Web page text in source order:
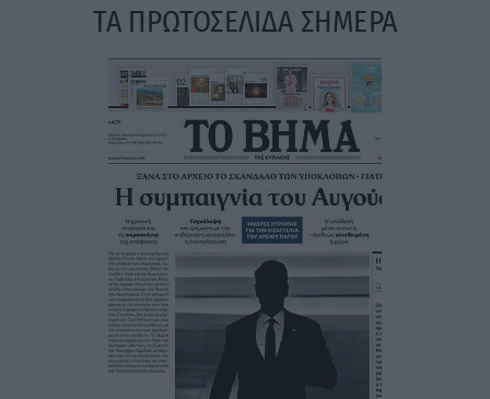
ΤΑ ΠΡΩΤΟΣΕΛΙΔΑ ΣΗΜΕΡΑ